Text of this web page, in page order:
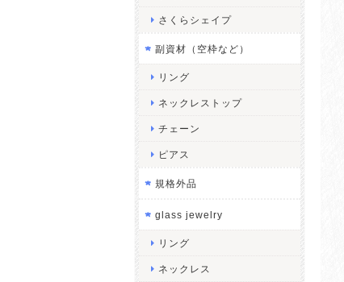
さくらシェイプ
副資材（空枠など）
リング
ネックレストップ
チェーン
ピアス
規格外品
glass jewelry
リング
ネックレス